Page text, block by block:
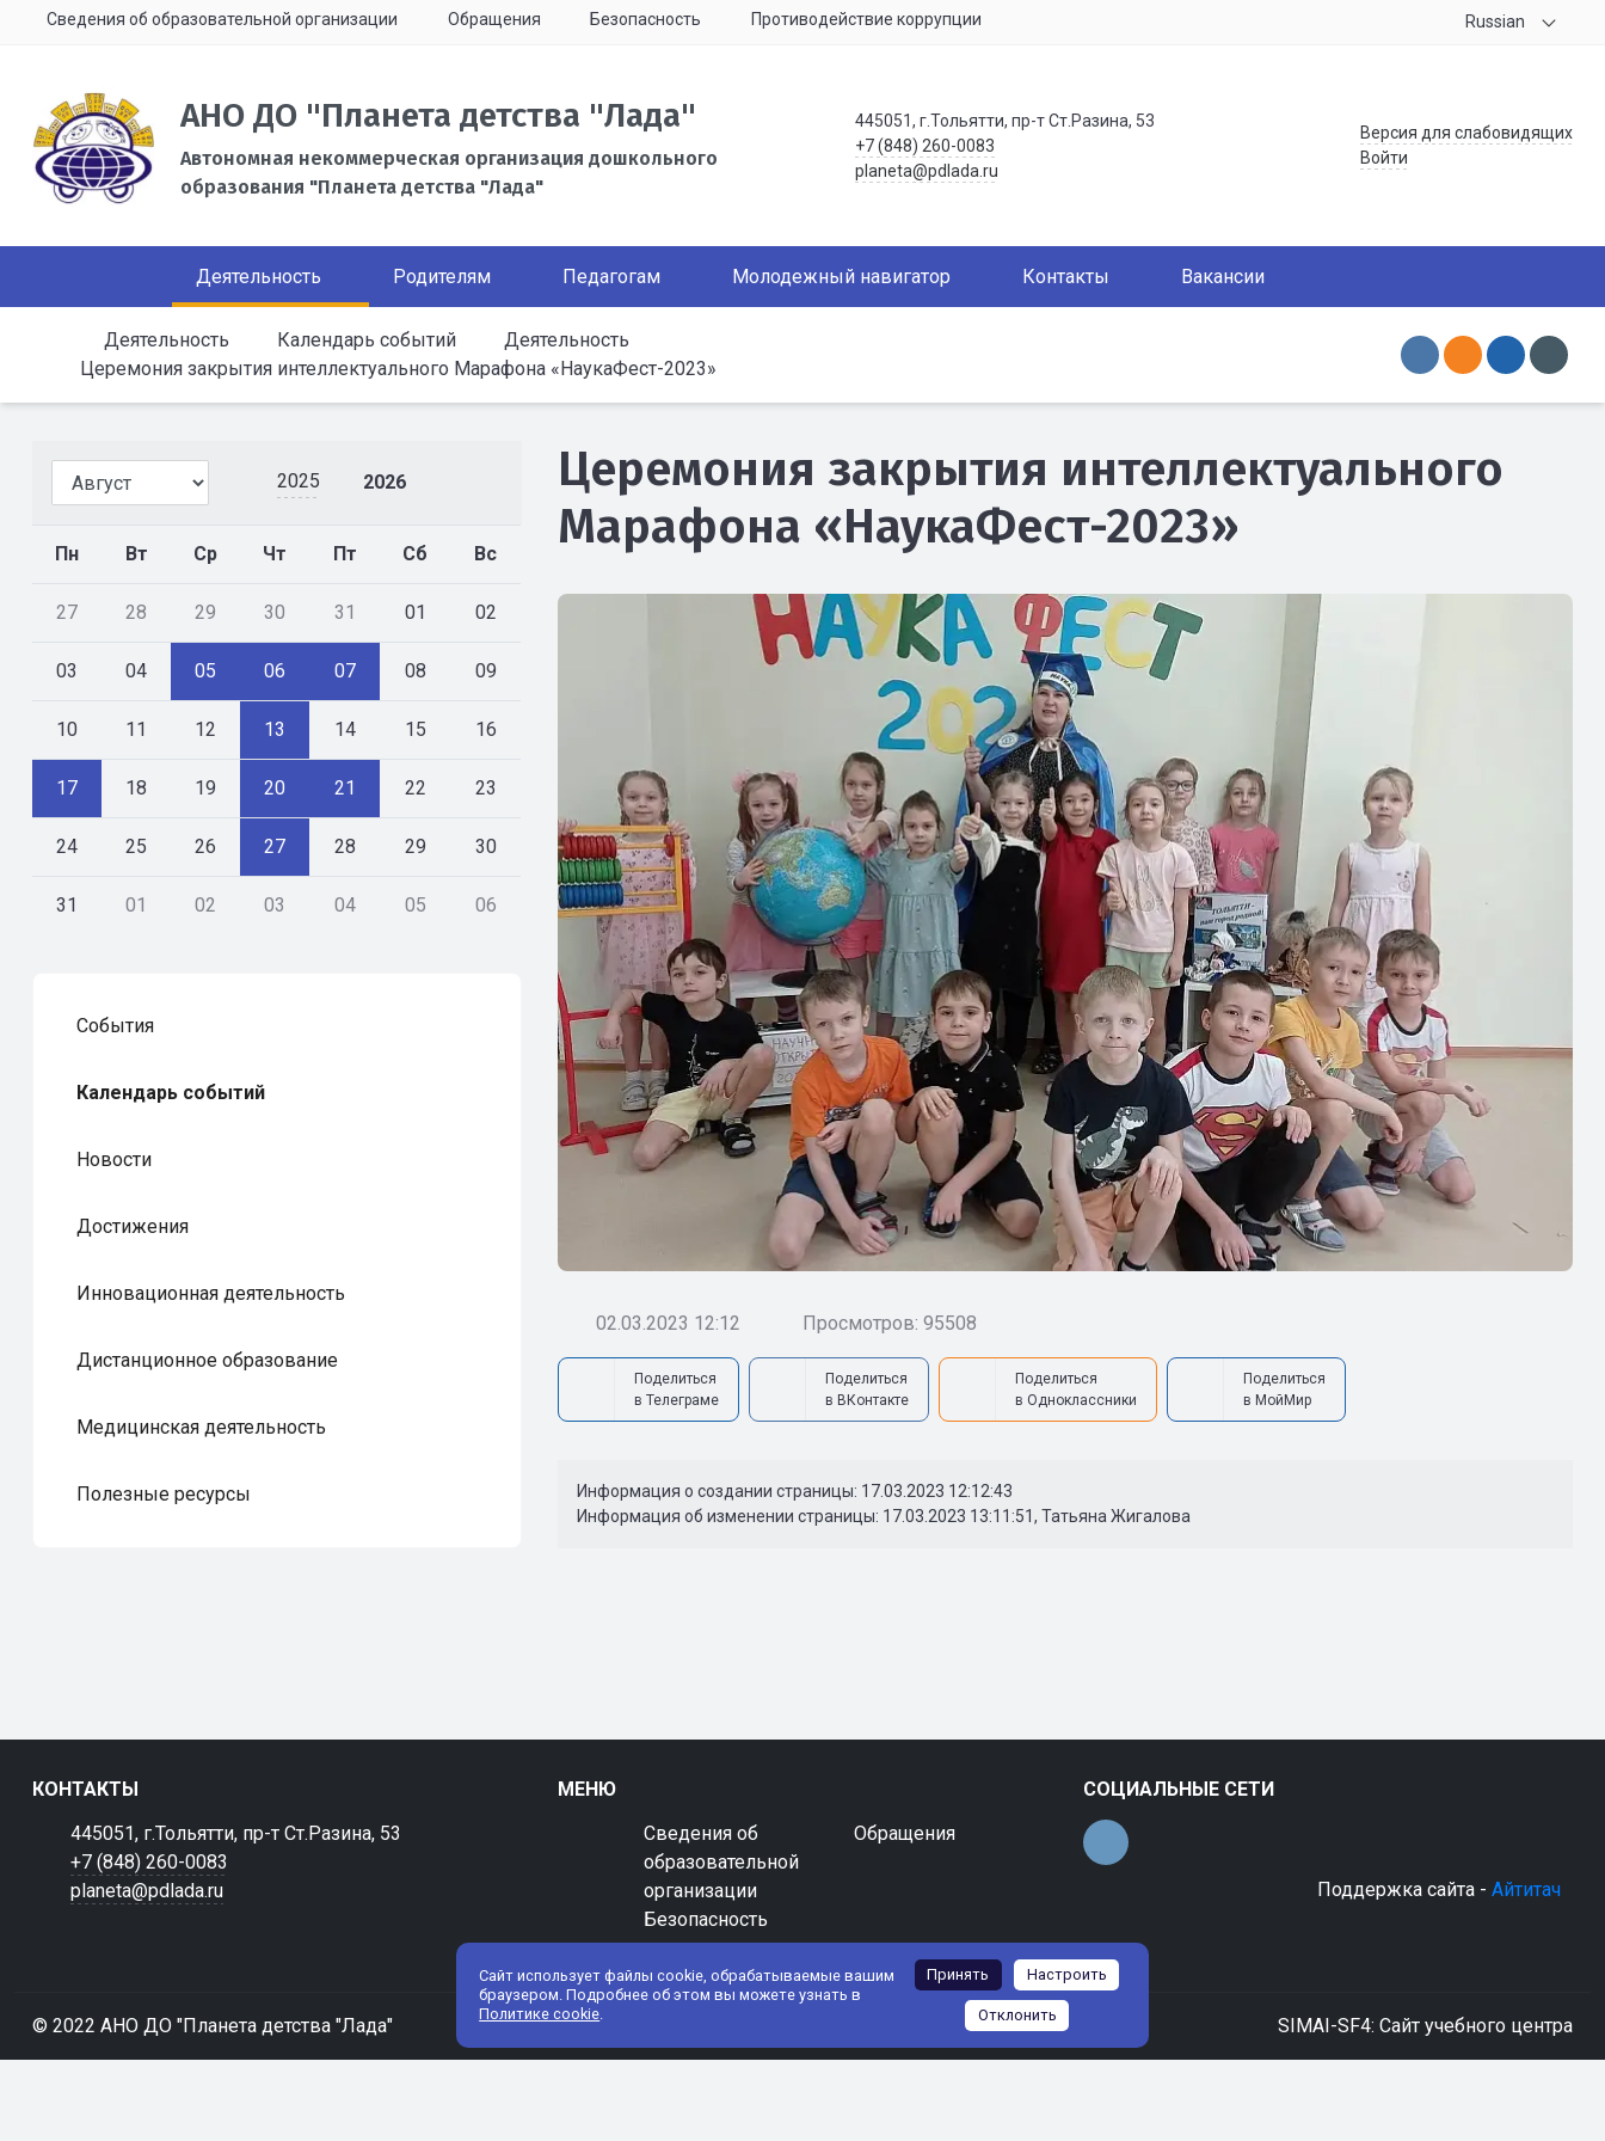
Сайт использует файлы cookie, обрабатываемые вашим
браузером. Подробнее об этом вы можете узнать в
Политике cookie
Принять Настроить
Отклонить
Сведения об образовательной организации Обращения Безопасность Противодействие коррупции Russian
АНО ДО "Планета детства "Лада"
Автономная некоммерческая организация дошкольного
образования "Планета детства "Лада"
445051, г.Тольятти, пр-т Ст.Разина, 53
+7 (848) 260-0083
planeta@pdlada.ru
Версия для слабовидящих
Войти
Деятельность Родителям Педагогам Молодежный навигатор Контакты Вакансии
Деятельность Календарь событий
Деятельность
Церемония закрытия интеллектуального Марафона «НаукаФест-2023»
2025 2026
Пн Вт Ср Чт Пт Сб Вс
27 28 29 30 31 01 02
03 04 05 06 07 08 09
10 11 12 13 14 15 16
17 18 19 20 21 22 23
24 25 26 27 28 29 30
31 01 02 03 04 05 06
События
Календарь событий
Новости
Достижения
Инновационная деятельность
Дистанционное образование
Медицинская деятельность
Полезные ресурсы
Церемония закрытия интеллектуального
Марафона «НаукаФест-2023»
02.03.2023 12:12 Просмотров: 95508
Поделиться
в Телеграме
Поделиться
в ВКонтакте
Поделиться
в Одноклассники
Поделиться
в МойМир
Информация о создании страницы: 17.03.2023 12:12:43
Информация об изменении страницы: 17.03.2023 13:11:51, Татьяна Жигалова
КОНТАКТЫ
445051, г.Тольятти, пр-т Ст.Разина, 53
+7 (848) 260-0083
planeta@pdlada.ru
МЕНЮ
Сведения об
образовательной
организации
Обращения
Безопасность
СОЦИАЛЬНЫЕ СЕТИ
Поддержка сайта - Айтитач
© 2022 АНО ДО "Планета детства "Лада" SIMAI-SF4: Сайт учебного центра